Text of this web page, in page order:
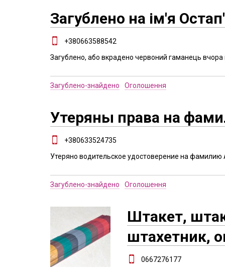
Загублено на ім'я
+380663588542
Загублено, або вкрадено червоний гаманець вчора
Загублено-знайдено Оголошення
Утеряны права на
+380633524735
Утеряно водительское удостоверение на фамилию
Загублено-знайдено Оголошення
Штакет,
штахетник,
0667276177